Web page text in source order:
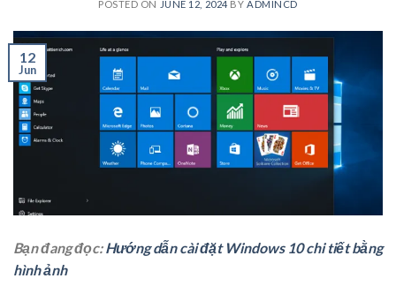
POSTED ON JUNE 12, 2024 BY ADMINCD
12
Jun
Bạn đang đọc:Hướng dẫn cài đặt Windows 10 chi tiết bằng
hình ảnh